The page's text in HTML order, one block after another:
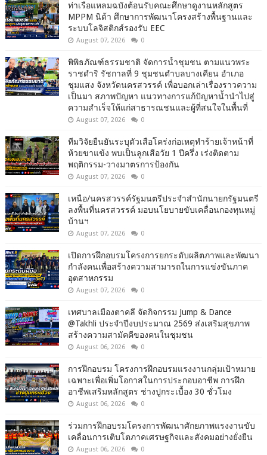
ท่าเรือแหลมฉบังต้อนรับคณะศึกษาดูงานหลักสูตร
MPPM นิด้า ศึกษาการพัฒนาโครงสร้างพื้นฐานและ
ระบบโลจิสติกส์รองรับ EEC
August 07, 2026 0
พิพิธภัณฑ์ธรรมชาติ จัดการน้ำชุมชน ตามแนวพระ
ราชดำริ รัชกาลที่ 9 ชุมชนตำบลบางเคียน อำเภอ
ชุมแสง จังหวัดนครสวรรค์ เพื่อบอกเล่าเรื่องราวความ
เป็นมา สภาพปัญหา แนวทางการแก้ปัญหาน้ำนำไปสู่
ความสำเร็จให้แก่สาธารณชนและผู้ที่สนใจในพื้นที่
August 07, 2026 0
ทีมวิจัยยืนยันระบุตัวเสือโคร่งก่อเหตุทำร้ายเจ้าหน้าที่
ห้วยขาแข้ง พบเป็นลูกเสือวัย 1 ปีครึ่ง เร่งติดตาม
พฤติกรรม-วางมาตรการป้องกัน
August 07, 2026 0
เหนือ/นครสวรรค์รัฐมนตรีประจำสำนักนายกรัฐมนตรี
ลงพื้นที่นครสวรรค์ มอบนโยบายขับเคลื่อนกองทุนหมู่
บ้านฯ
August 07, 2026 0
เปิดการฝึกอบรมโครงการยกระดับผลิตภาพและพัฒนา
กำลังคนเพื่อสร้างความสามารถในการแข่งขันภาค
อุตสาหกรรม
August 07, 2026 0
เทศบาลเมืองตาคลี จัดกิจกรรม Jump & Dance
@Takhli ประจำปีงบประมาณ 2569 ส่งเสริมสุขภาพ
สร้างความสามัคคีของคนในชุมชน
August 06, 2026 0
การฝึกอบรม โครงการฝึกอบรมแรงงานกลุ่มเป้าหมาย
เฉพาะเพื่อเพิ่มโอกาสในการประกอบอาชีพ การฝึก
อาชีพเสริมหลักสูตร ช่างปูกระเบื้อง 30 ชั่วโมง
August 06, 2026 0
ร่วมการฝึกอบรมโครงการพัฒนาศักยภาพแรงงานขับ
เคลื่อนการเติบโตภาคเศรษฐกิจและสังคมอย่างยั่งยืน
August 06, 2026 0